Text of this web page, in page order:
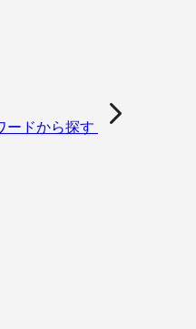
ードから探す